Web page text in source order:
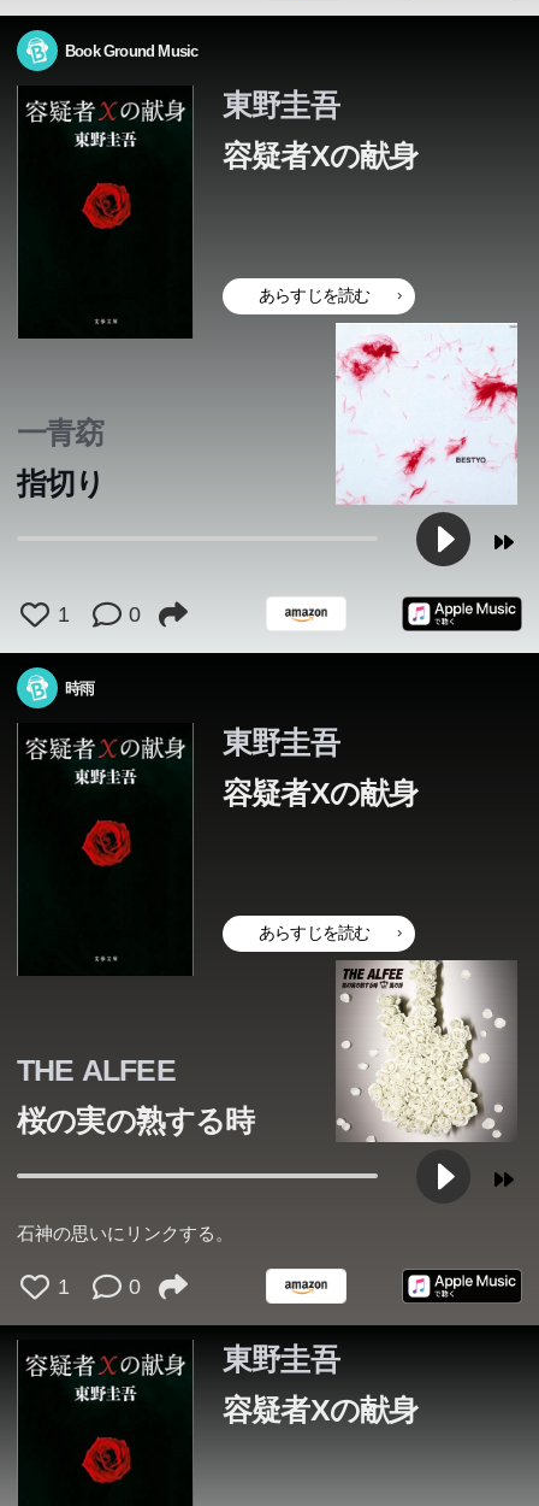
Book Ground Music
東野圭吾
容疑者Xの献身
あらすじを読む
一青窈
指切り
1 0
時雨
東野圭吾
容疑者Xの献身
あらすじを読む
THE ALFEE
桜の実の熟する時
石神の思いにリンクする。
1 0
東野圭吾
容疑者Xの献身